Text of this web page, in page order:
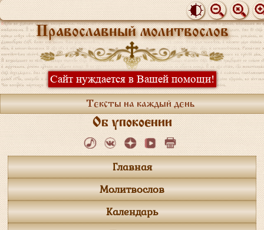
Православный молитвослов
Сайт нуждается в Вашей помощи!
Тексты на каждый день
Об упокоении
Главная
Молитвослов
Календарь